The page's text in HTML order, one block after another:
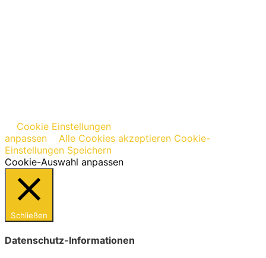
Cookie Einstellungen
anpassen
Alle Cookies akzeptieren Cookie-
Einstellungen Speichern
Cookie-Auswahl anpassen
Schließen
Datenschutz-Informationen